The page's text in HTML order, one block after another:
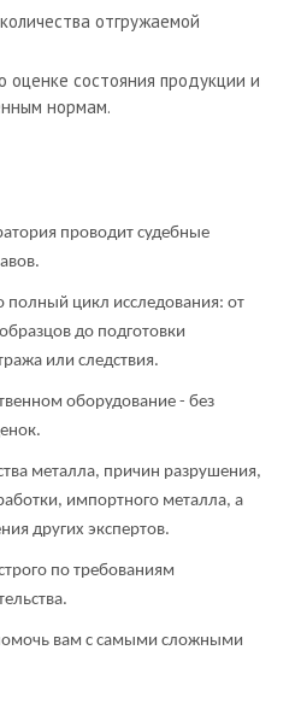
отгружаемой
оценке состояния продукции и
нормам.
проводит судебные
цикл исследования: от
до подготовки
или следствия.
оборудование - без
металла, причин разрушения,
импортного металла, а
других экспертов.
по требованиям
вам с самыми сложными